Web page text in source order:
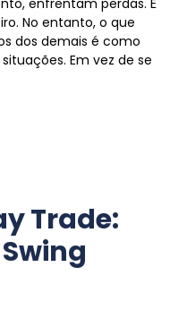
No entanto, o que
dos demais é como
Em vez de se
Trade: